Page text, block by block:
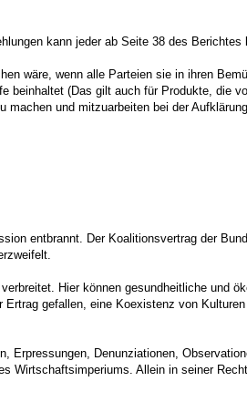
kann jeder ab Seite 38 des Berichtes
wäre, wenn alle Parteien sie in ihren
beinhaltet (Das gilt auch für Produkte, die
und mitzuarbeiten bei der
entbrannt. Der Koalitionsvertrag der
Hier können gesundheitliche und
gefallen, eine Koexistenz von
Erpressungen, Denunziationen,
Wirtschaftsimperiums. Allein in seiner